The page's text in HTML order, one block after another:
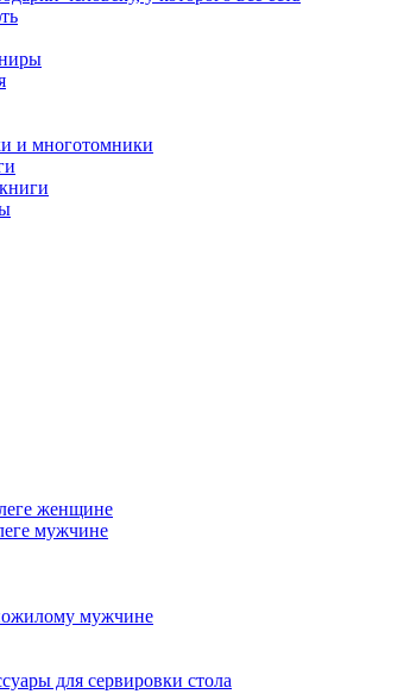
и многотомники
женщине
мужчине
мужчине
для сервировки стола